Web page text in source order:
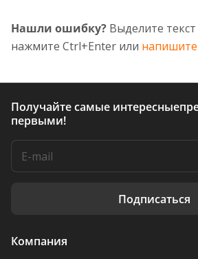
Нашли ошибку? Выделите
нажмите Ctrl+Enter или
Получайте самые интересные
первыми!
Подписаться
Компания